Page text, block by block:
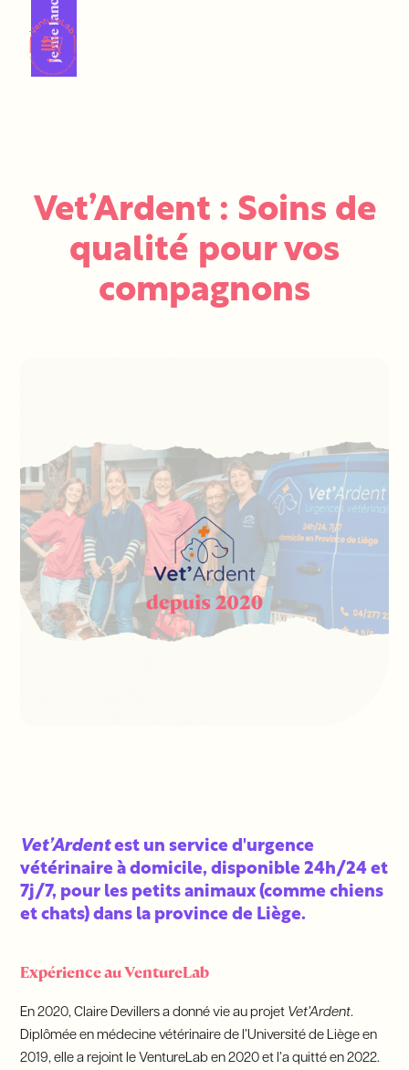
Je me lance !
Vet’Ardent : Soins de
qualité pour vos
compagnons
Vet’Ardentest un service d'urgence
vétérinaire à domicile, disponible 24h/24 et
7j/7, pour les petits animaux (comme chiens
et chats) dans la province de Liège.
Expérience au VentureLab
En 2020, Claire Devillers a donné vie au projet Vet’Ardent.
Diplômée en médecine vétérinaire de l’Université de Liège en
2019, elle a rejoint le VentureLab en 2020 et l’a quitté en 2022.